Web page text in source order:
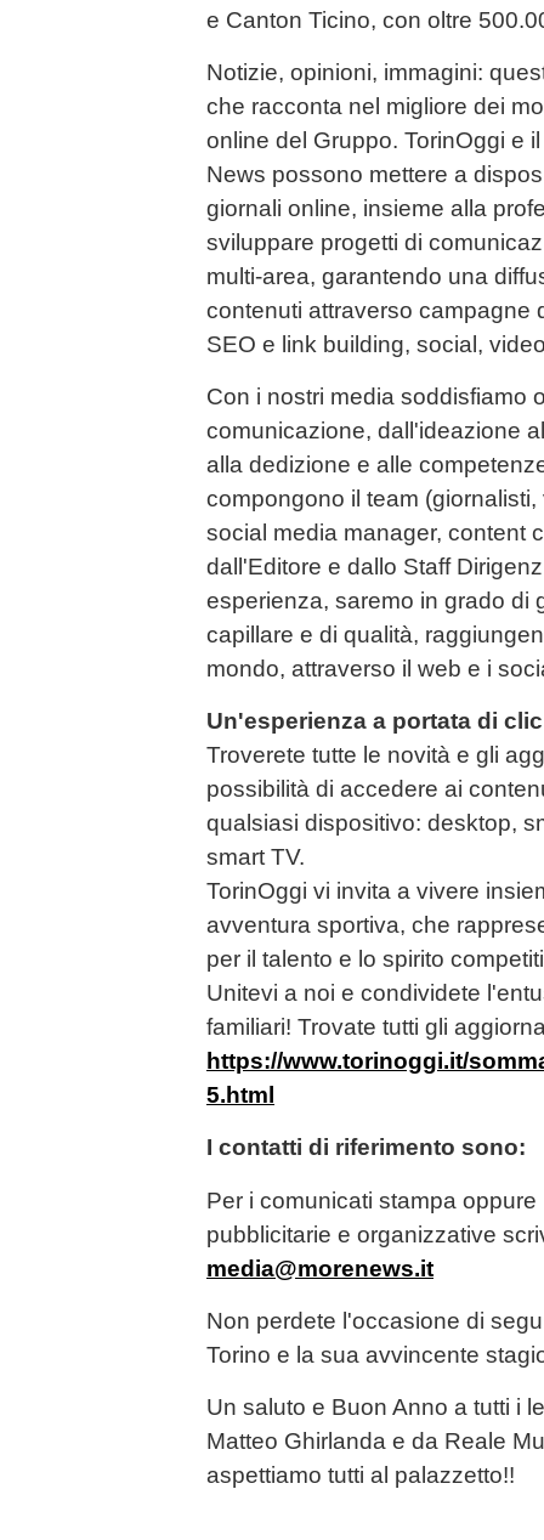
e Canton Ticino, con oltre
Notizie, opinioni, immagini:
che racconta nel migliore dei
online del Gruppo. TorinOggi e
News possono mettere a
giornali online, insieme alla
sviluppare progetti di
multi-area, garantendo una
contenuti attraverso campagne
SEO e link building, social,
Con i nostri media soddisfiamo
comunicazione, dall'ideazione
alla dedizione e alle
compongono il team
social media manager, content
dall'Editore e dallo Staff
esperienza, saremo in grado di
capillare e di qualità,
mondo, attraverso il web e i
Un'esperienza a portata di clic
Troverete tutte le novità e gli
possibilità di accedere ai
qualsiasi dispositivo: desktop,
smart TV.
TorinOggi vi invita a vivere
avventura sportiva, che
per il talento e lo spirito
Unitevi a noi e condividete
familiari! Trovate tutti gli
https://www.torinoggi.it/
5.html
I contatti di riferimento sono:
Per i comunicati stampa
pubblicitarie e organizzative
media@morenews.it
Non perdete l'occasione di
Torino e la sua avvincente
Un saluto e Buon Anno a tutti i
Matteo Ghirlanda e da Reale
aspettiamo tutti al palazzetto!!